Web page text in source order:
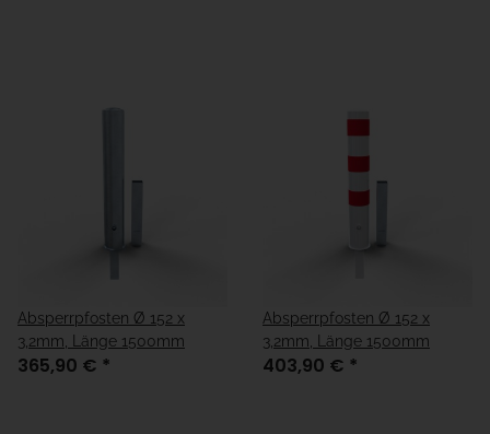
Absperrpfosten Ø 152 x
3,2mm, Länge 1500mm
365,90 € *
Absperrpfosten Ø 152 x
3,2mm, Länge 1500mm
403,90 € *